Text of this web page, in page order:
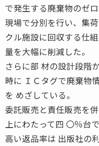
で発生する廃棄物のゼ
現場で分別を行い、集
クル施設に回収する仕
量を大幅に削減した。
さらに部 材の設計段階
時に ＩＣタグで廃棄物
を めざしている。
委託販売と責任販売を
上にわたって四 〇％台
高い返品率は 出版社の